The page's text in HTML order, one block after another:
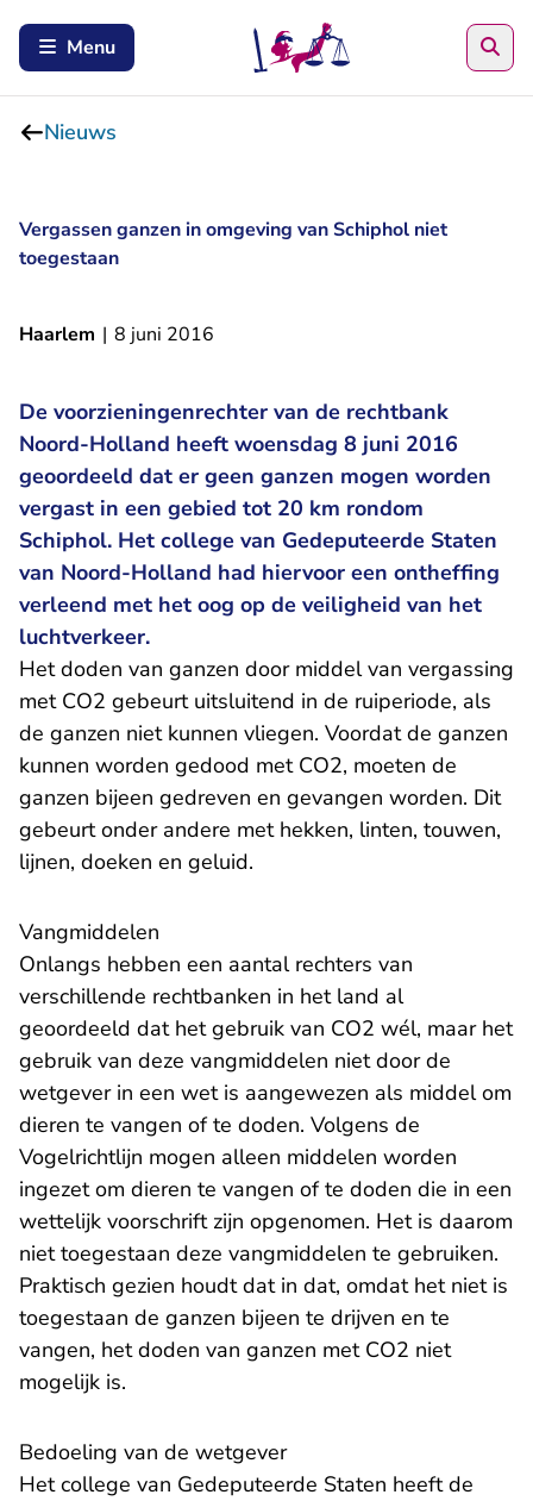
Menu
Nieuws
Vergassen ganzen in omgeving van Schiphol niet
toegestaan
Haarlem | 8 juni 2016
De voorzieningenrechter van de rechtbank
Noord-Holland heeft woensdag 8 juni 2016
geoordeeld dat er geen ganzen mogen worden
vergast in een gebied tot 20 km rondom
Schiphol. Het college van Gedeputeerde Staten
van Noord-Holland had hiervoor een ontheffing
verleend met het oog op de veiligheid van het
luchtverkeer.
Het doden van ganzen door middel van vergassing
met CO2 gebeurt uitsluitend in de ruiperiode, als
de ganzen niet kunnen vliegen. Voordat de ganzen
kunnen worden gedood met CO2, moeten de
ganzen bijeen gedreven en gevangen worden. Dit
gebeurt onder andere met hekken, linten, touwen,
lijnen, doeken en geluid.
Vangmiddelen
Onlangs hebben een aantal rechters van
verschillende rechtbanken in het land al
geoordeeld dat het gebruik van CO2 wél, maar het
gebruik van deze vangmiddelen niet door de
wetgever in een wet is aangewezen als middel om
dieren te vangen of te doden. Volgens de
Vogelrichtlijn mogen alleen middelen worden
ingezet om dieren te vangen of te doden die in een
wettelijk voorschrift zijn opgenomen. Het is daarom
niet toegestaan deze vangmiddelen te gebruiken.
Praktisch gezien houdt dat in dat, omdat het niet is
toegestaan de ganzen bijeen te drijven en te
vangen, het doden van ganzen met CO2 niet
mogelijk is.
Bedoeling van de wetgever
Het college van Gedeputeerde Staten heeft de